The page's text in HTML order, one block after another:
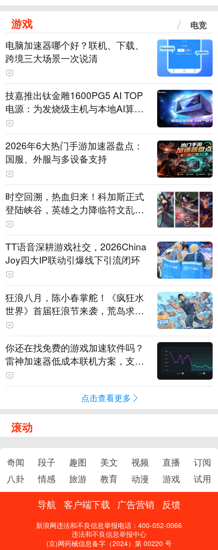
游戏 电竞
电脑加速器哪个好？联机、下载、
跨境三大场景一次说清
技嘉推出钛金雕1600PG5 AI TOP
电源：为发烧级主机与本地AI算力
打造旗舰供电方案
2026年6大热门手游加速器盘点：
国服、外服与多设备支持
时空回溯，热血归来！科加斯正式
登陆峡谷，英雄之力降临符文乱
斗！
TT语音深耕游戏社交，2026China
Joy四大IP联动引爆线下引流闭环
狂浪八月，陈小春掌舵！《疯狂水
世界》首届狂浪节来袭，荒岛求生
直播即将开启
你还在找免费的游戏加速软件吗？
雷神加速器低成本联机方案，支持
免费试用
点击查看更多
滚动
奇闻 段子 趣图 美文 视频 直播
订阅
八卦
情感 旅游 教育 动漫 游戏 试用
导航 客户端下载 广告营销 反馈
新浪网违法和不良信息举报电话：400-052-0066
违法和不良信息举报中心
(京)网药械信息备字（2024）第 00220 号